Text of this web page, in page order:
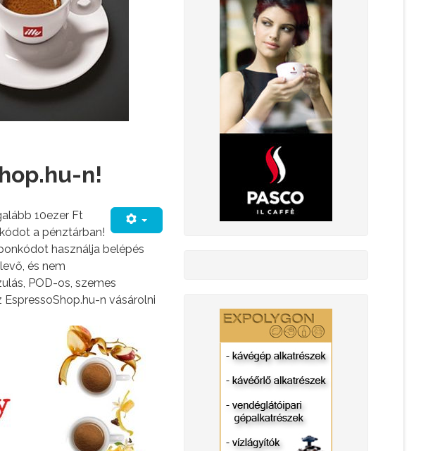
n!
10ezer Ft
a pénztárban!
használja belépés
és nem
POD-os, szemes
n vásárolni